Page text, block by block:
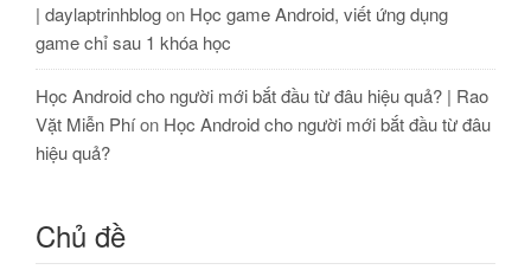
| daylaptrinhblogon Học game Android, viết ứng dụng
game chỉ sau 1 khóa học
Học Android cho người mới bắt đầu từ đâu hiệu quả? | Rao
Vặt Miễn Phíon Học Android cho người mới bắt đầu từ đâu
hiệu quả?
Chủ đề